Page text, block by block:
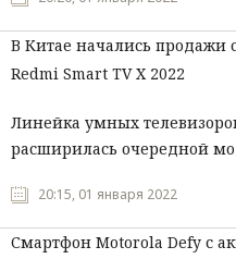
В Китае начались продажи
Redmi Smart TV X 2022
Линейка умных
расширилась очередной
20:15, 01 января 2022
Смартфон Motorola Defy с